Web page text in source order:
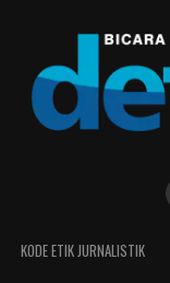
KODE ETIK JURNALISTIK